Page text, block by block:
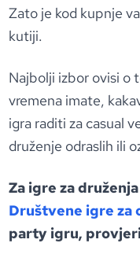
Zato je kod kupnje
kutiji.
Najbolji izbor ovisi o
vremena imate,
igra raditi za casual
druženje odraslih ili
Za igre za
Društvene igre za
party igru,